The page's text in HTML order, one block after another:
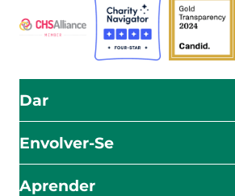
Dar
Envolver-Se
Aprender